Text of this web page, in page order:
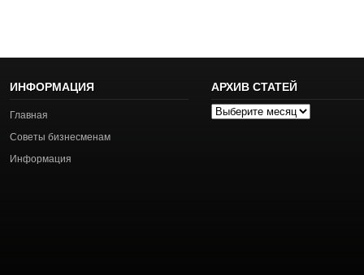
ИНФОРМАЦИЯ
Главная
Советы бизнесменам
Информация
АРХИВ СТАТЕЙ
Архив